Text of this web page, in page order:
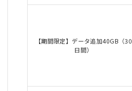
【期間限定】データ追加40GB（30
日間）